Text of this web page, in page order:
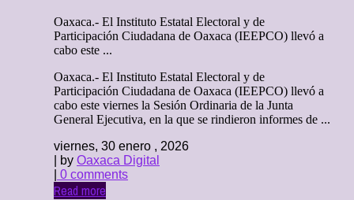
Oaxaca.- El Instituto Estatal Electoral y de
Participación Ciudadana de Oaxaca (IEEPCO) llevó a
cabo este ...
Oaxaca.- El Instituto Estatal Electoral y de
Participación Ciudadana de Oaxaca (IEEPCO) llevó a
cabo este viernes la Sesión Ordinaria de la Junta
General Ejecutiva, en la que se rindieron informes de ...
viernes, 30 enero , 2026
| by Oaxaca Digital
0 comments
Read more